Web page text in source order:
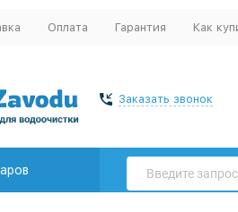
Оплата Гарантия Как
Заказать звонок